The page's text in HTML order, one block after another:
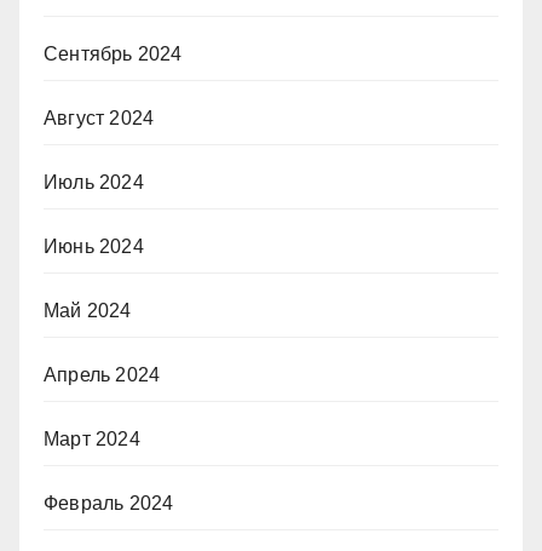
Сентябрь 2024
Август 2024
Июль 2024
Июнь 2024
Май 2024
Апрель 2024
Март 2024
Февраль 2024